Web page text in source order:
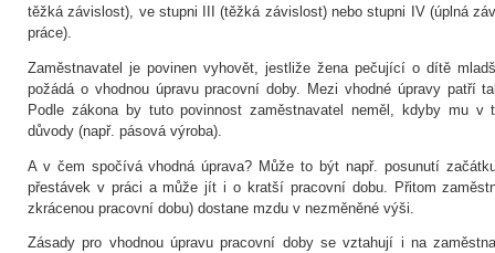
těžká závislost), ve stupni III (těžká závislost) nebo stupni IV (úplná
práce).
Zaměstnavatel je povinen vyhovět, jestliže žena pečující o dítě
požádá o vhodnou úpravu pracovní doby. Mezi vhodné úpravy patří
Podle zákona by tuto povinnost zaměstnavatel neměl, kdyby mu v
důvody (např. pásová výroba).
A v čem spočívá vhodná úprava? Může to být např. posunutí
přestávek v práci a může jít i o kratší pracovní dobu. Přitom
zkrácenou pracovní dobu) dostane mzdu v nezměněné výši.
Zásady pro vhodnou úpravu pracovní doby se vztahují i na